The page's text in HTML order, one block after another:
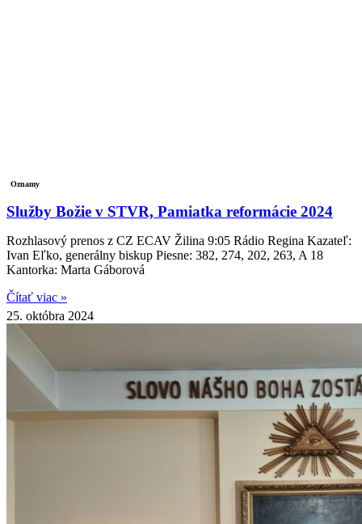
Oznamy
Služby Božie v STVR, Pamiatka reformácie 2024
Rozhlasový prenos z CZ ECAV Žilina 9:05 Rádio Regina Kazateľ:
Ivan Eľko, generálny biskup Piesne: 382, 274, 202, 263, A 18
Kantorka: Marta Gáborová
Čítať viac »
25. októbra 2024